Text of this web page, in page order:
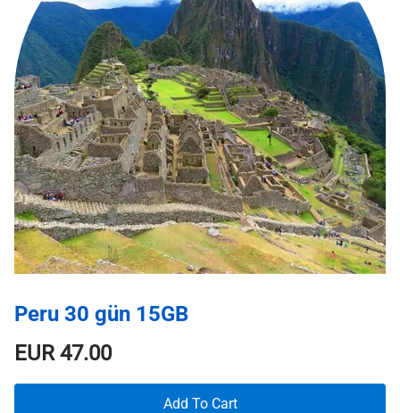
Peru 30 gün 15GB
EUR47.00
Add To Cart